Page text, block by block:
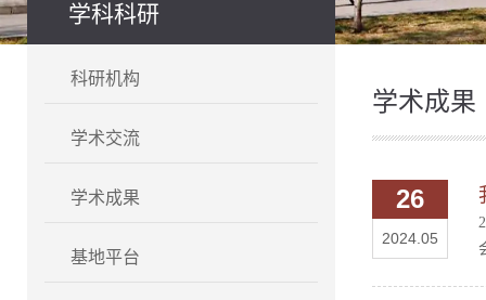
学科科研
科研机构
学术交流
学术成果
基地平台
学术成果
26
2024.05